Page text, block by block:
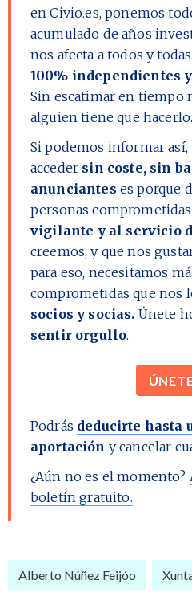
en Civio.es, ponemos
acumulado de años
nos afecta a todos y
100% independientes
Sin escatimar en tiempo
alguien tiene que hacerlo.
Si podemos informar así,
acceder sin coste, sin
anunciantes es porque
personas
vigilante y al servicio
creemos, y que nos
para eso, necesitamos
comprometidas que nos
socios y socias. Únete
sentir orgullo.
Podrás deducirte hasta
aportación y cancelar
¿Aún no es el momento?
boletín gratuito.
Alberto Núñez Feijóo